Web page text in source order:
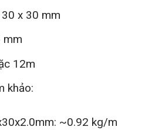
x 30 mm
mm
12m
khảo:
~0.92 kg/m